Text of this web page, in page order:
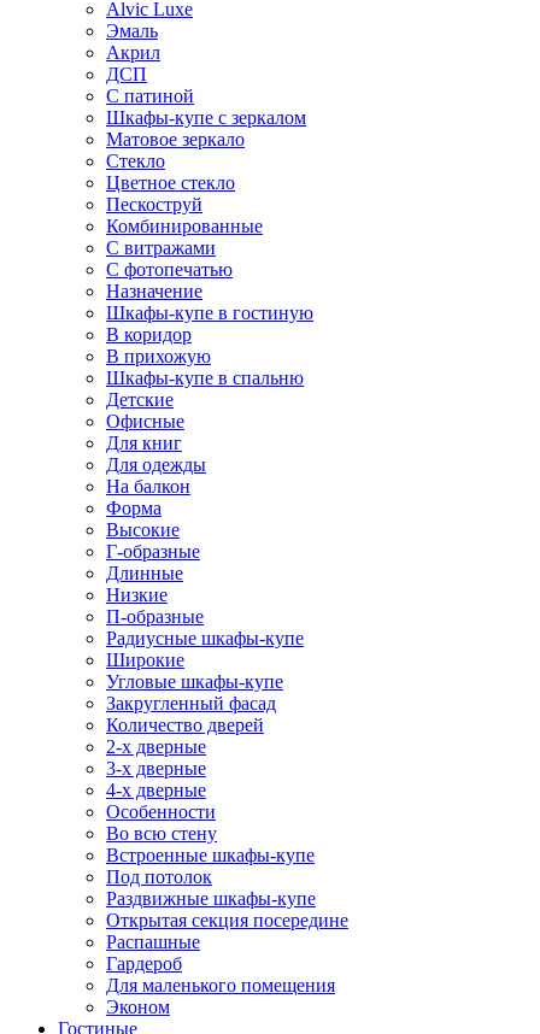
Alvic Luxe
Эмаль
Акрил
ДСП
С патиной
Шкафы-купе с зеркалом
Матовое зеркало
Стекло
Цветное стекло
Пескоструй
Комбинированные
С витражами
С фотопечатью
Назначение
Шкафы-купе в гостиную
В коридор
В прихожую
Шкафы-купе в спальню
Детские
Офисные
Для книг
Для одежды
На балкон
Форма
Высокие
Г-образные
Длинные
Низкие
П-образные
Радиусные шкафы-купе
Широкие
Угловые шкафы-купе
Закругленный фасад
Количество дверей
2-х дверные
3-х дверные
4-х дверные
Особенности
Во всю стену
Встроенные шкафы-купе
Под потолок
Раздвижные шкафы-купе
Открытая секция посередине
Распашные
Гардероб
Для маленького помещения
Эконом
Гостиные